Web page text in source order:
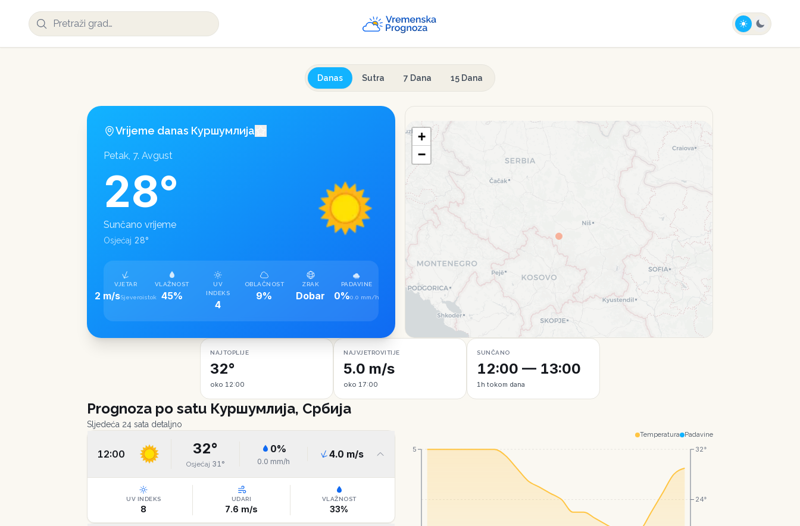
Danas Sutra 7 Dana 15 Dana
Vrijeme danas Куршумлија
Petak, 7. Avgust
28°
Sunčano vrijeme
Osjećaj 28°
VJETAR
2 m/sSjeveroistok
VLAŽNOST
45%
UV
INDEKS
4
OBLAČNOST
9%
ZRAK
Dobar
PADAVINE
0%0.0 mm/h
+
−
NAJTOPLIJE
32°
oko 12:00
NAJVJETROVITIJE
5.0 m/s
oko 17:00
SUNČANO
12:00 — 13:00
1h tokom dana
Prognoza po satu Куршумлија, Србија
Sljedeća 24 sata detaljno
12:00 32°
Osjećaj 31°
0%
0.0 mm/h
4.0 m/s
UV INDEKS
8
UDARI
7.6 m/s
VLAŽNOST
33%
Temperatura Padavine
24°
32°
5